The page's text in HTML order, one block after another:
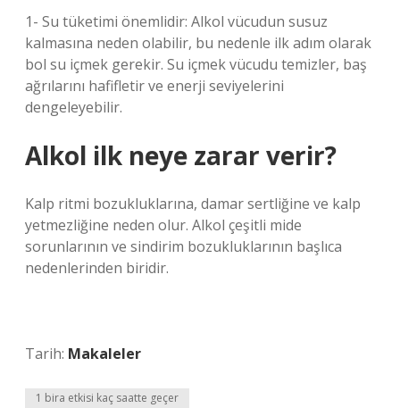
1- Su tüketimi önemlidir: Alkol vücudun susuz
kalmasına neden olabilir, bu nedenle ilk adım olarak
bol su içmek gerekir. Su içmek vücudu temizler, baş
ağrılarını hafifletir ve enerji seviyelerini
dengeleyebilir.
Alkol ilk neye zarar verir?
Kalp ritmi bozukluklarına, damar sertliğine ve kalp
yetmezliğine neden olur. Alkol çeşitli mide
sorunlarının ve sindirim bozukluklarının başlıca
nedenlerinden biridir.
Tarih: Makaleler
1 bira etkisi kaç saatte geçer